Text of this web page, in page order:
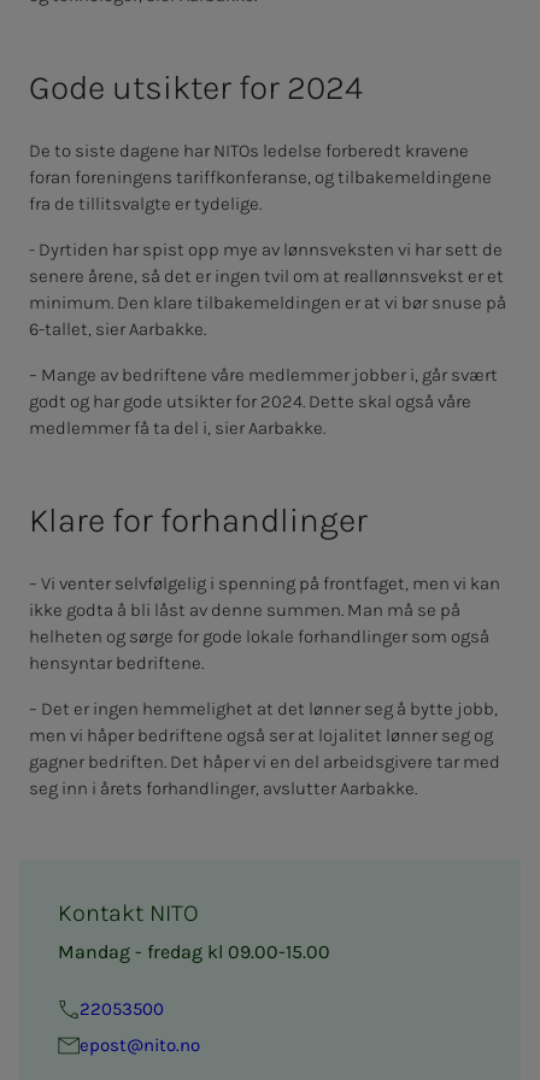
Gode utsikter for 2024
De to siste dagene har NITOs ledelse forberedt kravene
foran foreningens tariffkonferanse, og tilbakemeldingene
fra de tillitsvalgte er tydelige.
- Dyrtiden har spist opp mye av lønnsveksten vi har sett de
senere årene, så det er ingen tvil om at reallønnsvekst er et
minimum. Den klare tilbakemeldingen er at vi bør snuse på
6-tallet, sier Aarbakke.
– Mange av bedriftene våre medlemmer jobber i, går svært
godt og har gode utsikter for 2024. Dette skal også våre
medlemmer få ta del i, sier Aarbakke.
Klare for forhandlinger
– Vi venter selvfølgelig i spenning på frontfaget, men vi kan
ikke godta å bli låst av denne summen. Man må se på
helheten og sørge for gode lokale forhandlinger som også
hensyntar bedriftene.
– Det er ingen hemmelighet at det lønner seg å bytte jobb,
men vi håper bedriftene også ser at lojalitet lønner seg og
gagner bedriften. Det håper vi en del arbeidsgivere tar med
seg inn i årets forhandlinger, avslutter Aarbakke.
Kontakt NITO
Mandag - fredag kl 09.00-15.00
22053500
epost@nito.no